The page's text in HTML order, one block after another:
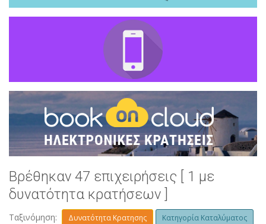
Βρέθηκαν 47 επιχειρήσεις [ 1 με
δυνατότητα κρατήσεων ]
Ταξινόμηση: Δυνατότητα Κρατησης
Κατηγορία Καταλύματος